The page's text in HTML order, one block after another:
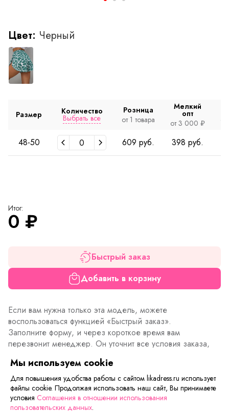
Цвет: Черный
Размер Количество
Выбрать все
Розница
от 1 товара
Мелкий
опт
от 3 000 ₽
48-50 609 руб. 398 руб.
Итог:
0 ₽
Быстрый заказ
Добавить в корзину
Если вам нужна только эта модель, можете
воспользоваться функцией «Быстрый заказ».
Заполните форму, и через короткое время вам
перезвонит менеджер. Он уточнит все условия заказа,
оплаты и доставки.
Описание товараХарактеристики товара
Мы используем cookie
Для повышения удобства работы с сайтом likadress.ru использует
файлы cookie. Продолжая использовать наш сайт, Вы принимаете
условия Соглашения в отношении использования
пользовательских данных.